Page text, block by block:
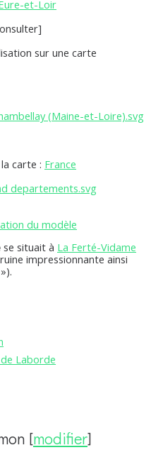
et-Loir
carte : France
se situait à La Ferté-Vidame
impressionnante ainsi
Laborde
[modifier]